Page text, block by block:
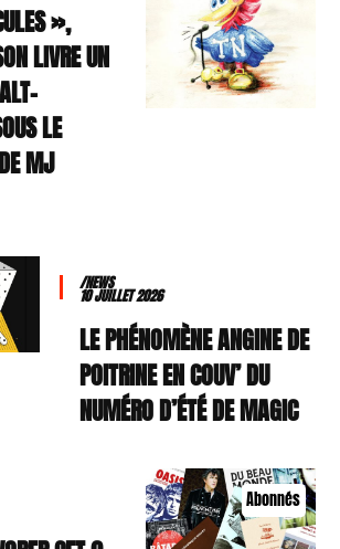
»,
LIVRE UN
LE
MJ
/NEWS
10 JUILLET 2026
LE PHÉNOMÈNE ANGINE DE
POITRINE EN COUV’ DU
NUMÉRO D’ÉTÉ DE MAGIC
Abonnés